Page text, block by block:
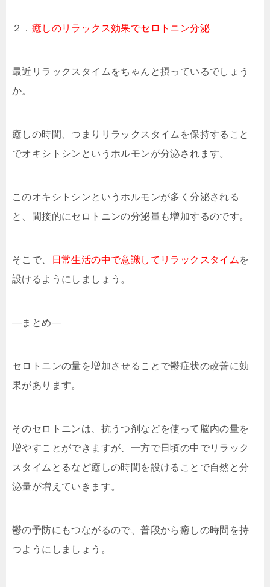
２． 癒しのリラックス効果でセロトニン分泌
最近リラックスタイムをちゃんと摂っているでしょう
か。
癒しの時間、つまりリラックスタイムを保持すること
でオキシトシンというホルモンが分泌されます。
このオキシトシンというホルモンが多く分泌される
と、間接的にセロトニンの分泌量も増加するのです。
そこで、 日常生活の中で意識してリラックスタイム を
設けるようにしましょう。
—まとめ—
セロトニンの量を増加させることで鬱症状の改善に効
果があります。
そのセロトニンは、抗うつ剤などを使って脳内の量を
増やすことができますが、一方で日頃の中でリラック
スタイムとるなど癒しの時間を設けることで自然と分
泌量が増えていきます。
鬱の予防にもつながるので、普段から癒しの時間を持
つようにしましょう。